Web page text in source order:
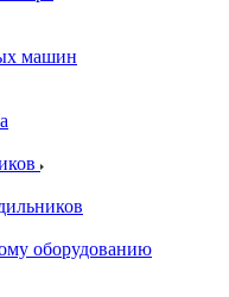
машин
оборудованию